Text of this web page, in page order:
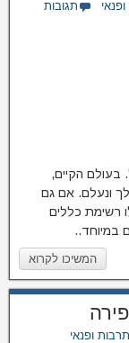
תגובות
הקיים,
ונעלם. אם גם
רשימת כללים
במיוחד..
המשיכו לקרוא
תרבות ופנאי